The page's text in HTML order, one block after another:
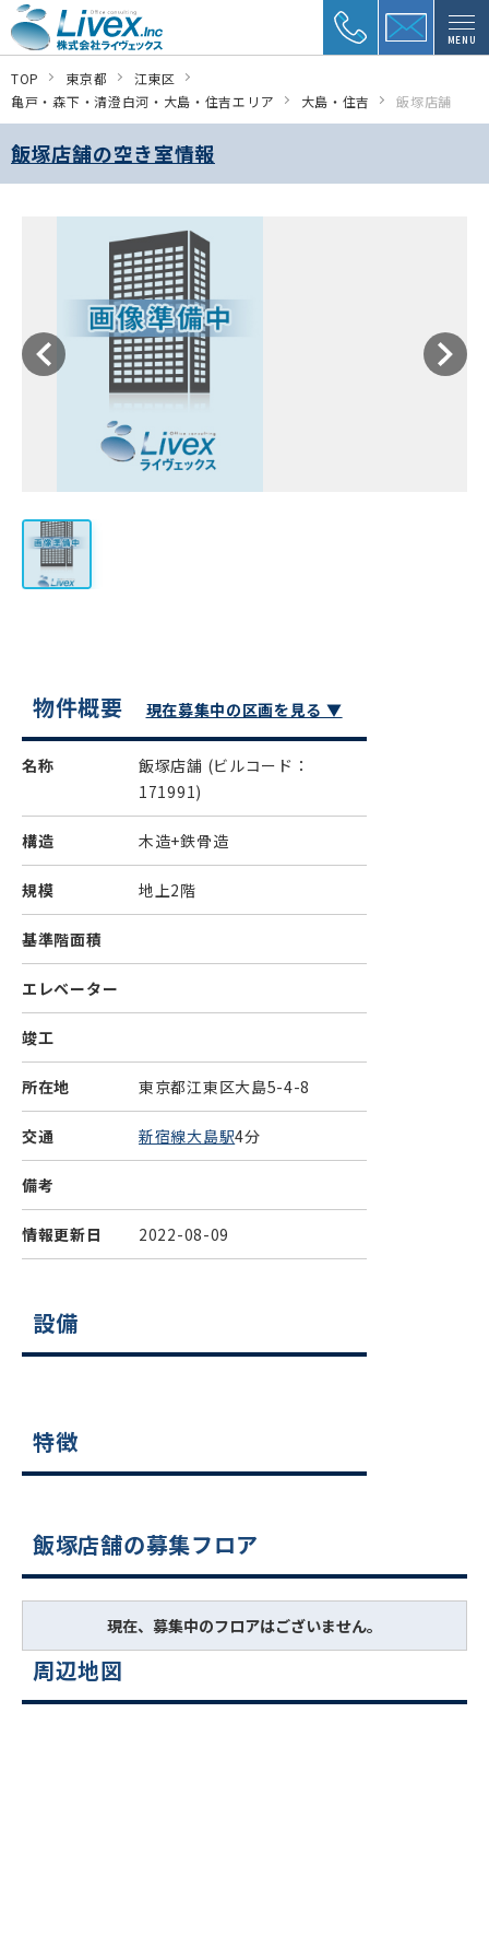
MENU
TOP 東京都
江東区
亀戸・森下・清澄白河・大島・住吉エリア
大島・住吉 飯塚店舗
飯塚店舗の空き室情報
物件概要 現在募集中の区画を見る ▼
名称 飯塚店舗 (ビルコード：
171991)
構造 木造+鉄骨造
規模 地上2階
基準階面積
エレベーター
竣工
所在地 東京都江東区大島5-4-8
交通 新宿線大島駅4分
備考
情報更新日 2022-08-09
設備
特徴
飯塚店舗の募集フロア
現在、募集中のフロアはございません。
周辺地図